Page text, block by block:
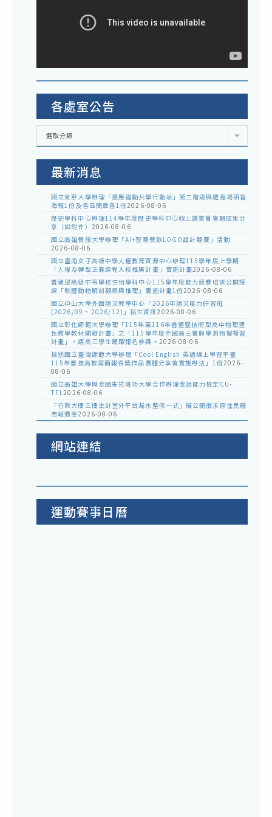
各處室公告
各
室
選取分類
最新消息
國立東華大學辦理「適應運動共學行動站」第二階段與離島場研習
海報1份及各區簡章各1份2026-08-06
歷史學科中心辦理114學年度歷史學科中心線上讀書會暑期成果分
享（如附件） 2026-08-06
國立高雄餐旅大學辦理「AI+智慧餐飲LOGO設計競賽」活動
2026-08-06
國立臺南女子高級中學人權教育資源中心辦理115學年度上學期
「人權及轉型正義課程入校推廣計畫」實施計畫2026-08-06
普通型高級中等學校生物學科中心115學年度能力競賽培訓公開授
課「軟體動物解剖觀察與推理」實施計畫1份2026-08-06
國立中山大學外國語文教學中心「2026年語文能力研習班
(2026/09 ~ 2026/12)」招生資訊2026-08-06
國立彰化師範大學辦理「115年至116年普通暨技術型高中物理適
性教學教材開發計畫」之「115學年度全國高三暑假學測物理複習
計畫」，請高三學生踴躍報名參與。 2026-08-06
檢送國立臺灣師範大學辦理「Cool English 英語線上學習平臺
115年普技高教案簡報得獎作品實體分享會實施辦法」1份2026-
08-06
國立高雄大學與泰國朱拉隆功大學合作辦理泰語能力檢定CU-
TFL2026-08-06
「行政大樓三樓主計室外平台漏水整修一式」擬公開徵求原住民廠
商報價單2026-08-06
網站連結
運動賽事日曆